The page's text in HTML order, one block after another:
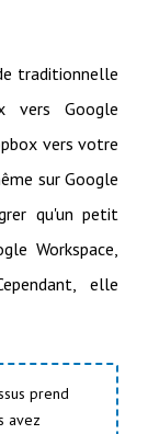
traditionnelle
vers Google
vers votre
sur Google
qu'un petit
Workspace,
elle
prend
avez